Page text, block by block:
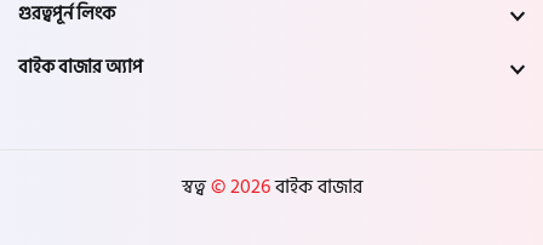
যশোর
গুরত্বপূর্ন লিংক
বাইক বাজার অ্যাপ
স্বত্ব© 2026বাইক বাজার